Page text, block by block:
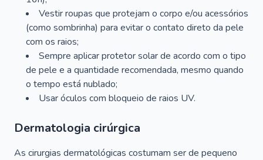
Vestir roupas que protejam o corpo e/ou acessórios
(como sombrinha) para evitar o contato direto da pele
com os raios;
Sempre aplicar protetor solar de acordo com o tipo
de pele e a quantidade recomendada, mesmo quando
o tempo está nublado;
Usar óculos com bloqueio de raios UV.
Dermatologia cirúrgica
As cirurgias dermatológicas costumam ser de pequeno